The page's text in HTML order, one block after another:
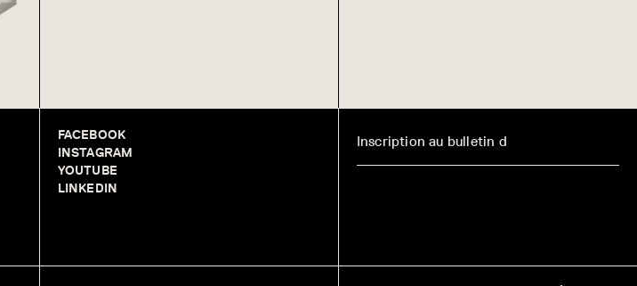
FACEBOOK
INSTAGRAM
YOUTUBE
LINKEDIN